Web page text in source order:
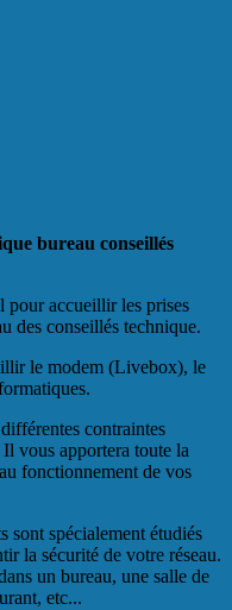
bureau conseillés
pour accueillir les prises
des conseillés technique.
le modem (Livebox), le
contraintes
Il vous apportera toute la
fonctionnement de vos
sont spécialement étudiés
la sécurité de votre réseau.
un bureau, une salle de
etc...